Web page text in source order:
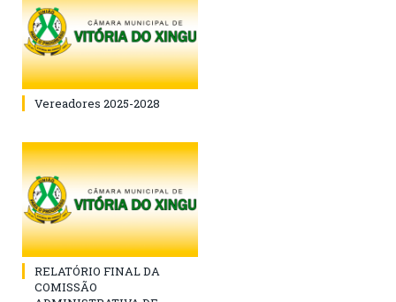
Vereadores 2025-2028
RELATÓRIO FINAL DA
COMISSÃO